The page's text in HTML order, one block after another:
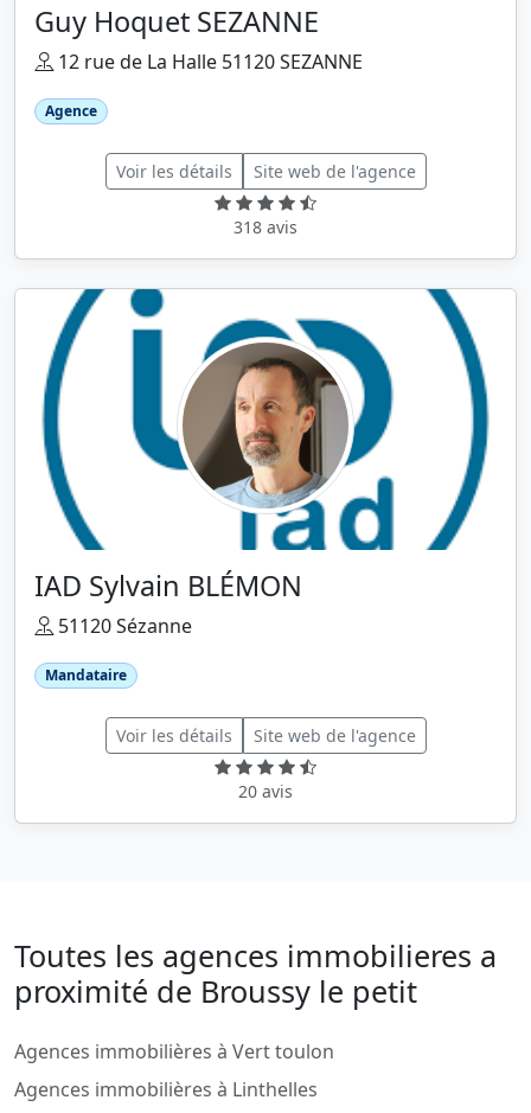
Guy Hoquet SEZANNE
12 rue de La Halle 51120 SEZANNE
Agence
Voir les détails Site web de l'agence
318 avis
IAD Sylvain BLÉMON
51120 Sézanne
Mandataire
Voir les détails Site web de l'agence
20 avis
Toutes les agences immobilieres a
proximité de Broussy le petit
Agences immobilières à Vert toulon
Agences immobilières à Linthelles